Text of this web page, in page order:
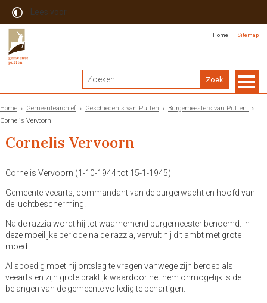
Lees voor
Home Sitemap
Home Gemeentearchief Geschiedenis van Putten
Burgemeesters van Putten
Cornelis Vervoorn
Cornelis Vervoorn
Cornelis Vervoorn (1-10-1944 tot 15-1-1945)
Gemeente-veearts, commandant van de burgerwacht en hoofd van
de luchtbescherming.
Na de razzia wordt hij tot waarnemend burgemeester benoemd. In
deze moeilijke periode na de razzia, vervult hij dit ambt met grote
moed.
Al spoedig moet hij ontslag te vragen vanwege zijn beroep als
veearts en zijn grote praktijk waardoor het hem onmogelijk is de
belangen van de gemeente volledig te behartigen.